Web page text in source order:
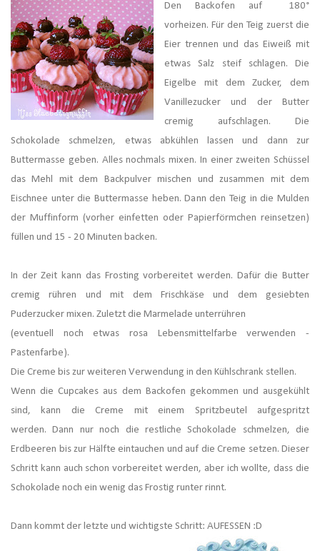
Den Backofen auf 180°
vorheizen. Für den Teig zuerst die
Eier trennen und das Eiweiß mit
etwas Salz steif schlagen. Die
Eigelbe mit dem Zucker, dem
Vanillezucker und der Butter
cremig aufschlagen. Die
Schokolade schmelzen, etwas abkühlen lassen und dann zur
Buttermasse geben. Alles nochmals mixen. In einer zweiten Schüssel
das Mehl mit dem Backpulver mischen und zusammen mit dem
Eischnee unter die Buttermasse heben. Dann den Teig in die Mulden
der Muffinform (vorher einfetten oder Papierförmchen reinsetzen)
füllen und 15 - 20 Minuten backen.
In der Zeit kann das Frosting vorbereitet werden. Dafür die Butter
cremig rühren und mit dem Frischkäse und dem gesiebten
Puderzucker mixen. Zuletzt die Marmelade unterrühren
(eventuell noch etwas rosa Lebensmittelfarbe verwenden -
Pastenfarbe).
Die Creme bis zur weiteren Verwendung in den Kühlschrank stellen.
Wenn die Cupcakes aus dem Backofen gekommen und ausgekühlt
sind, kann die Creme mit einem Spritzbeutel aufgespritzt
werden. Dann nur noch die restliche Schokolade schmelzen, die
Erdbeeren bis zur Hälfte eintauchen und auf die Creme setzen. Dieser
Schritt kann auch schon vorbereitet werden, aber ich wollte, dass die
Schokolade noch ein wenig das Frostig runter rinnt.
Dann kommt der letzte und wichtigste Schritt: AUFESSEN :D